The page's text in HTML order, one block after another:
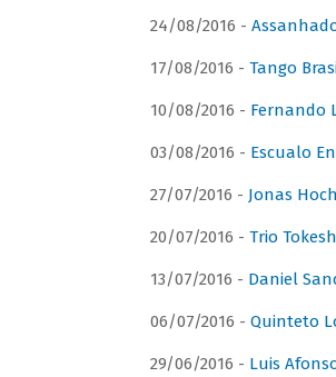
24/08/2016 -
17/08/2016 - Tango
10/08/2016 - Fernando
03/08/2016 - Escualo
27/07/2016 - Jonas
20/07/2016 - Trio
13/07/2016 - Daniel
06/07/2016 - Quinteto
29/06/2016 - Luis